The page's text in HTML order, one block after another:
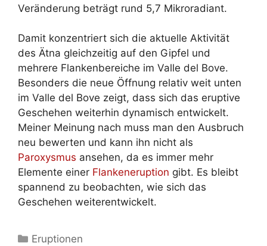
Veränderung beträgt rund 5,7 Mikroradiant.
Damit konzentriert sich die aktuelle Aktivität
des Ätna gleichzeitig auf den Gipfel und
mehrere Flankenbereiche im Valle del Bove.
Besonders die neue Öffnung relativ weit unten
im Valle del Bove zeigt, dass sich das eruptive
Geschehen weiterhin dynamisch entwickelt.
Meiner Meinung nach muss man den Ausbruch
neu bewerten und kann ihn nicht als
Paroxysmus ansehen, da es immer mehr
Elemente einer Flankeneruption gibt. Es bleibt
spannend zu beobachten, wie sich das
Geschehen weiterentwickelt.
Kategorien
Eruptionen